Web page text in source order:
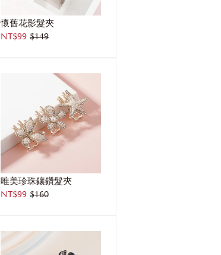
懷舊花影髮夾
NT$99 $149
唯美珍珠鑲鑽髮夾
NT$99 $160